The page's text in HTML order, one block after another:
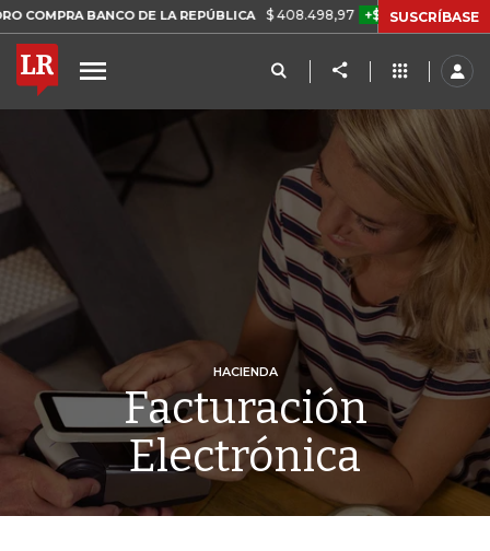
BANCO DE LA REPÚBLICA $ 408.498,97 +$ 8.753,81 +2,19%
SUSCRÍBASE
HACIENDA
Facturación
Electrónica